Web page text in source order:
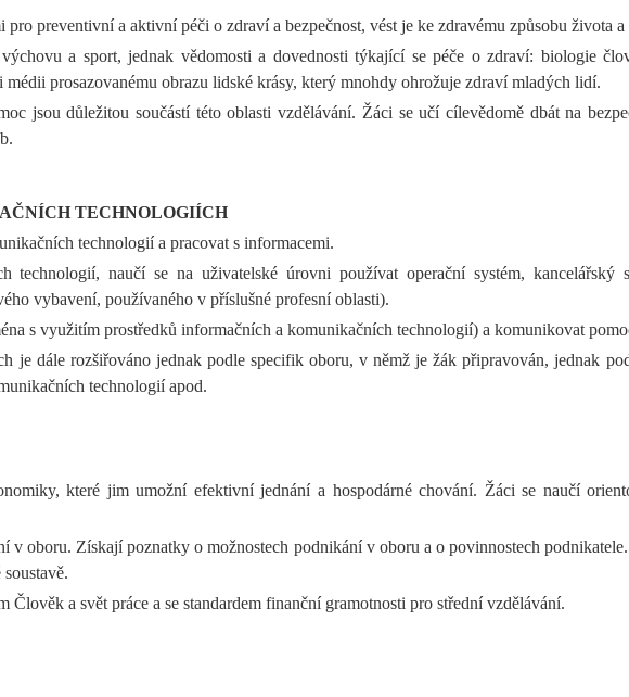
preventivní a aktivní péči o zdraví a bezpečnost, vést je ke zdravému způsobu života
a sport, jednak vědomosti a dovednosti týkající se péče o zdraví: biologie
prosazovanému obrazu lidské krásy, který mnohdy ohrožuje zdraví mladých lidí.
jsou důležitou součástí této oblasti vzdělávání. Žáci se učí cílevědomě dbát na
TECHNOLOGIÍCH
technologií a pracovat s informacemi.
technologií, naučí se na uživatelské úrovni používat operační systém,
vybavení, používaného v příslušné profesní oblasti).
s využitím prostředků informačních a komunikačních technologií) a komunikovat
je dále rozšiřováno jednak podle specifik oboru, v němž je žák připravován, jednak
technologií apod.
které jim umožní efektivní jednání a hospodárné chování. Žáci se naučí
v oboru. Získají poznatky o možnostech podnikání v oboru a o povinnostech
a svět práce a se standardem finanční gramotnosti pro střední vzdělávání.